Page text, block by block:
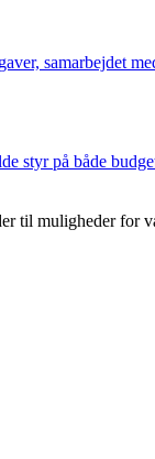
samarbejdet
styr på både
til muligheder for